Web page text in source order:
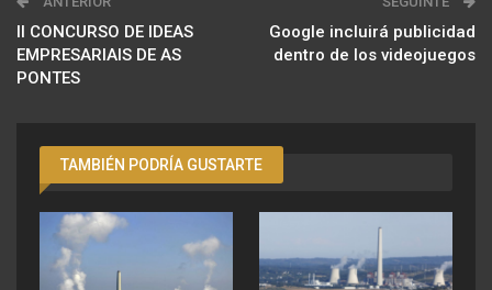
II CONCURSO DE IDEAS
EMPRESARIAIS DE AS
PONTES
Google incluirá publicidad
dentro de los videojuegos
TAMBIÉN PODRÍA GUSTARTE